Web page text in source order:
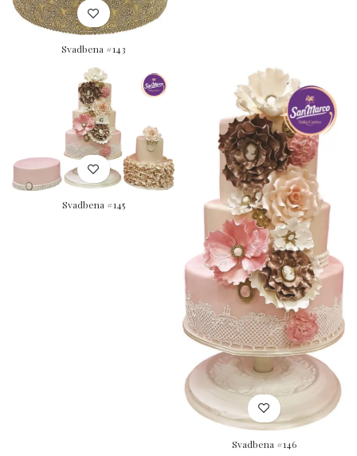
Svadbena #143
Svadbena #145
Svadbena #146